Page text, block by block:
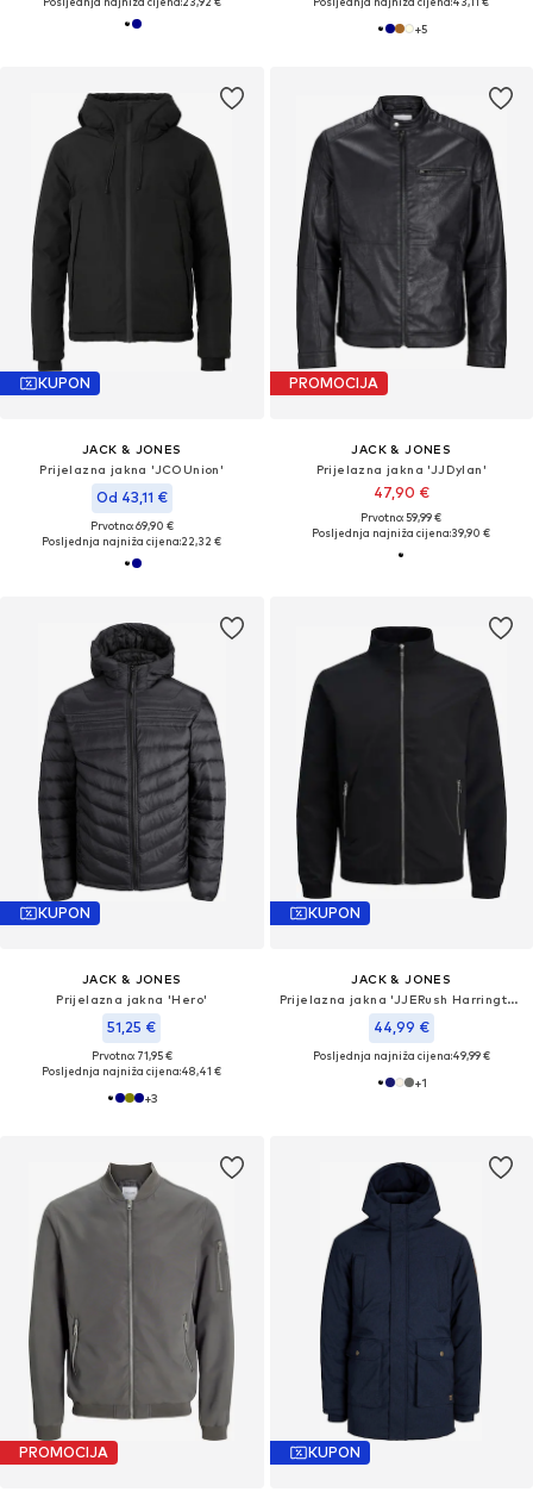
+5
KUPON
JACK & JONES
Prijelazna jakna 'JCOUnion'
Od 43,11 €
Prvotno: 69,90 €
Posljednja najniža cijena:22,32 €
PROMOCIJA
JACK & JONES
Prijelazna jakna 'JJDylan'
47,90 €
Prvotno: 59,99 €
Posljednja najniža cijena:39,90 €
KUPON
JACK & JONES
Prijelazna jakna 'Hero'
51,25 €
Prvotno: 71,95 €
Posljednja najniža cijena:48,41 €
+3
KUPON
JACK & JONES
Prijelazna jakna 'JJERush Harrington'
44,99 €
Posljednja najniža cijena:49,99 €
+1
PROMOCIJA KUPON